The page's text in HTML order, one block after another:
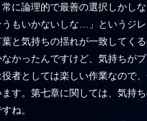
に論理的で最善の選択しかし
もいかないしな…」というジ
と気持ちの揺れが一致してく
かったんですけど、気持ちが
者としては楽しい作業なので
す。第七章に関しては、気持
ね。